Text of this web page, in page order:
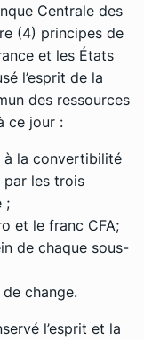
Centrale des
(4) principes de
et les États
l’esprit de la
des ressources
ce jour :
à la convertibilité
par les trois
;
et le franc CFA;
de chaque sous-
change.
l’esprit et la